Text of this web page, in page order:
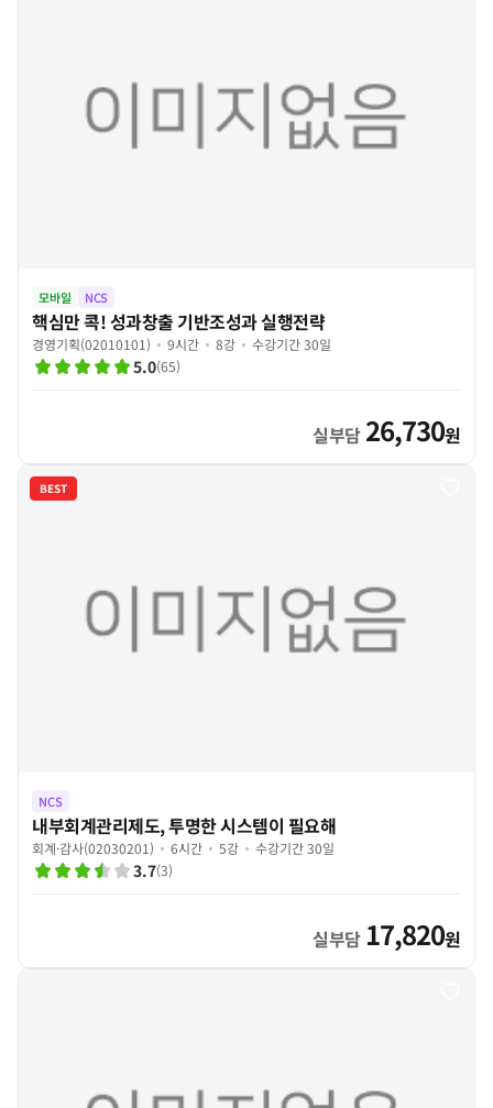
모바일 NCS
핵심만 콕! 성과창출 기반조성과 실행전략
경영기획(02010101) 9시간 8강 수강기간 30일
5.0(65)
실부담 26,730원
BEST
NCS
내부회계관리제도, 투명한 시스템이 필요해
회계·감사(02030201) 6시간 5강 수강기간 30일
3.7(3)
실부담 17,820원